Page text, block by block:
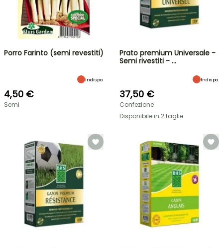
Porro Farinto (semi revestiti)
Indispo.
4,50 €
Semi
Prato premium Universale -
Semi rivestiti - …
Indispo.
37,50 €
Confezione
Disponibile in 2 taglie